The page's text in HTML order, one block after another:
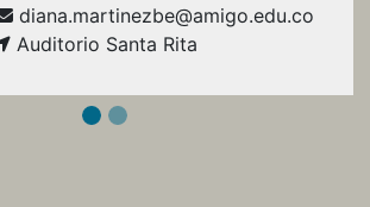
diana.martinezbe@amigo.edu.co
Auditorio Santa Rita